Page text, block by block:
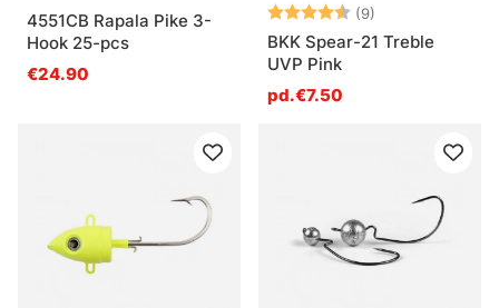
4551CB Rapala Pike 3-
Hook 25-pcs
€24.90
Note: (9)
BKK Spear-21 Treble
UVP Pink
pd.€7.50